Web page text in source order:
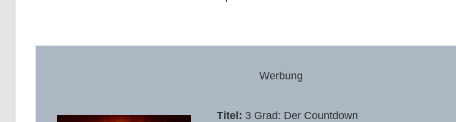
Werbung
Titel: 3 Grad: Der Countdown